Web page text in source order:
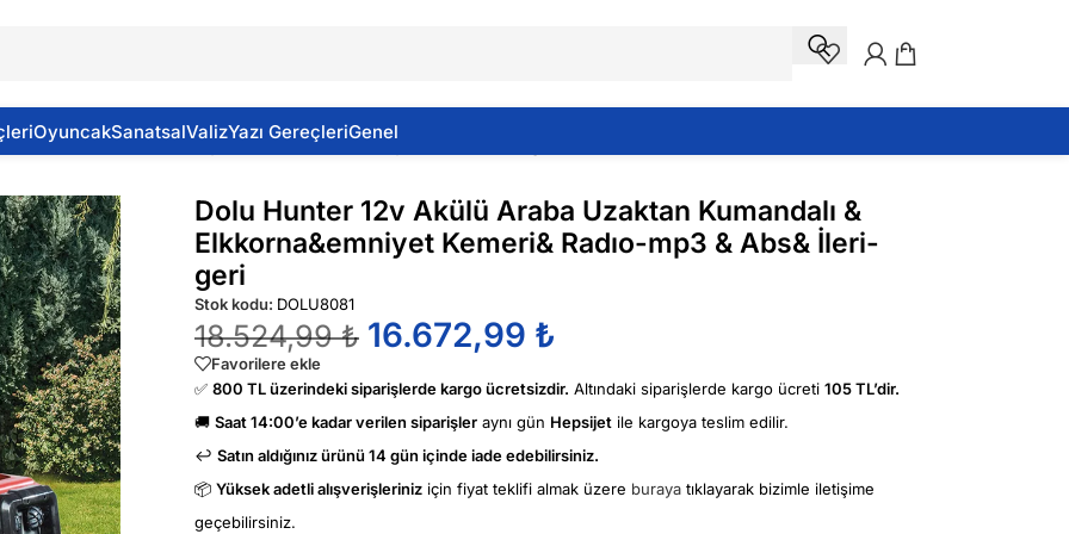
OyuncakSanatsalValizYazı GereçleriGenel
& Elkkorna&emniyet Kemeri& Radıo-mp3 & Abs& İleri-geri
Dolu Hunter 12v Akülü Araba Uzaktan Kumandalı &
Elkkorna&emniyet Kemeri& Radıo-mp3 & Abs& İleri-
geri
Stok kodu: DOLU8081
18.524,99₺ 16.672,99 ₺
Favorilere ekle
✅ 800 TL üzerindeki siparişlerde kargo ücretsizdir. Altındaki siparişlerde kargo ücreti 105 TL’dir.
🚚 Saat 14:00’e kadar verilen siparişler aynı gün Hepsijet ile kargoya teslim edilir.
↩️ Satın aldığınız ürünü 14 gün içinde iade edebilirsiniz.
📦 Yüksek adetli alışverişleriniz için fiyat teklifi almak üzere buraya tıklayarak bizimle iletişime
geçebilirsiniz.